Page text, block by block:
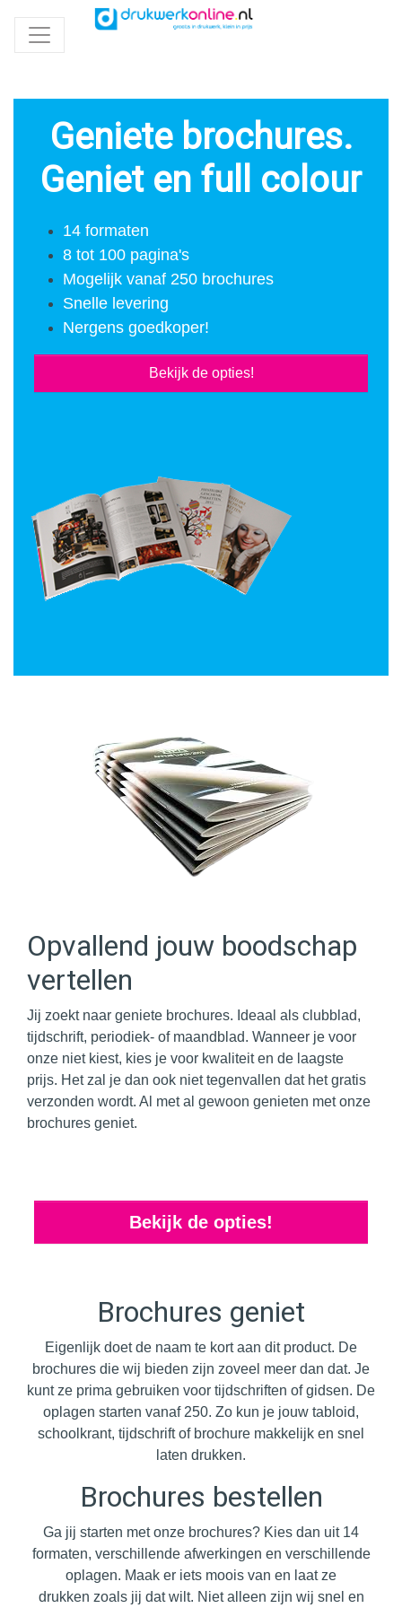
Geniete brochures.
Geniet en full colour
14 formaten
8 tot 100 pagina's
Mogelijk vanaf 250 brochures
Snelle levering
Nergens goedkoper!
Bekijk de opties!
Opvallend jouw boodschap
vertellen
Jij zoekt naar geniete brochures. Ideaal als clubblad,
tijdschrift, periodiek- of maandblad. Wanneer je voor
onze niet kiest, kies je voor kwaliteit en de laagste
prijs. Het zal je dan ook niet tegenvallen dat het gratis
verzonden wordt. Al met al gewoon genieten met onze
brochures geniet.
Bekijk de opties!
Brochures geniet
Eigenlijk doet de naam te kort aan dit product. De
brochures die wij bieden zijn zoveel meer dan dat. Je
kunt ze prima gebruiken voor tijdschriften of gidsen. De
oplagen starten vanaf 250. Zo kun je jouw tabloid,
schoolkrant, tijdschrift of brochure makkelijk en snel
laten drukken.
Brochures bestellen
Ga jij starten met onze brochures? Kies dan uit 14
formaten, verschillende afwerkingen en verschillende
oplagen. Maak er iets moois van en laat ze
drukken zoals jij dat wilt. Niet alleen zijn wij snel en